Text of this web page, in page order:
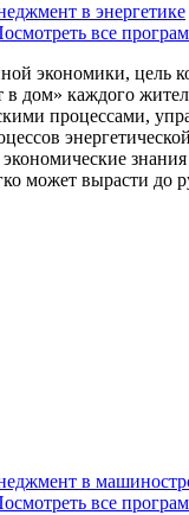
в энергетике
все
экономики, цель
в дом» каждого
процессами,
может вырасти до
в
все